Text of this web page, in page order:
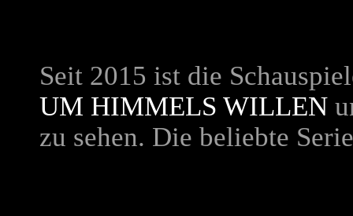
Seit 2015 ist die
UM HIMMELS WILLEN
zu sehen. Die beliebte